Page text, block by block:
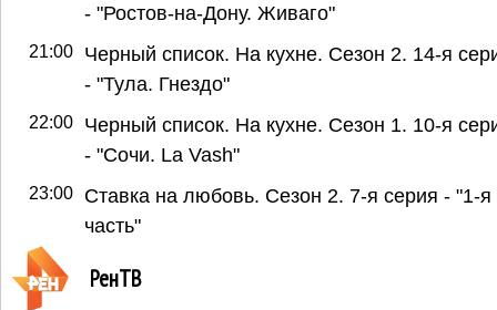
- "Ростов-на-Дону. Живаго"
21:00
Черный список. На кухне. Сезон 2. 14-я
- "Тула. Гнездо"
22:00
Черный список. На кухне. Сезон 1. 10-я
- "Сочи. La Vash"
23:00
Ставка на любовь. Сезон 2. 7-я серия - "1-я
часть"
РенТВ